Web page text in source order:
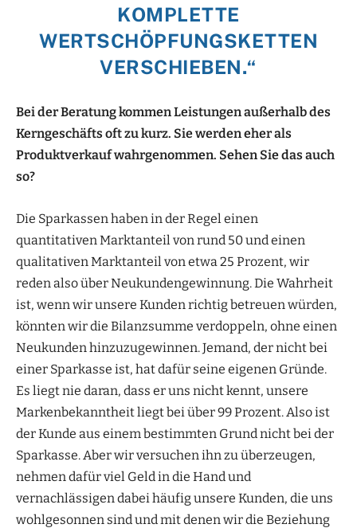
KOMPLETTE
WERTSCHÖPFUNGSKETTEN
VERSCHIEBEN.“
Bei der Beratung kommen Leistungen außerhalb des
Kerngeschäfts oft zu kurz. Sie werden eher als
Produktverkauf wahrgenommen. Sehen Sie das auch
so?
Die Sparkassen haben in der Regel einen
quantitativen Marktanteil von rund 50 und einen
qualitativen Marktanteil von etwa 25 Prozent, wir
reden also über Neukundengewinnung. Die Wahrheit
ist, wenn wir unsere Kunden richtig betreuen würden,
könnten wir die Bilanzsumme verdoppeln, ohne einen
Neukunden hinzuzugewinnen. Jemand, der nicht bei
einer Sparkasse ist, hat dafür seine eigenen Gründe.
Es liegt nie daran, dass er uns nicht kennt, unsere
Markenbekanntheit liegt bei über 99 Prozent. Also ist
der Kunde aus einem bestimmten Grund nicht bei der
Sparkasse. Aber wir versuchen ihn zu überzeugen,
nehmen dafür viel Geld in die Hand und
vernachlässigen dabei häufig unsere Kunden, die uns
wohlgesonnen sind und mit denen wir die Beziehung